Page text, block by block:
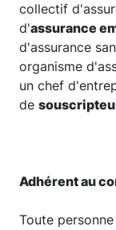
collectif
d'assurance
d'assurance
organisme
un chef
de
Adhérent au
Toute